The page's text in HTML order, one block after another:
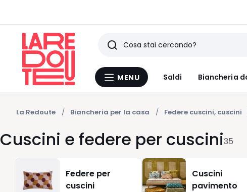
Menu
MENU Saldi Biancheria
Ricerca
Ultimi
articoli
visti
La Redoute Biancheria per la casa Federe cuscini, cuscini
Cuscini e federe per cuscini35
Federe per
cuscini
Cuscini
pavimento